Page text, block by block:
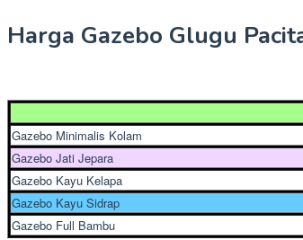
Harga Gazebo Glugu
Gazebo Minimalis Kolam
Gazebo Jati Jepara
Gazebo Kayu Kelapa
Gazebo Kayu Sidrap
Gazebo Full Bambu